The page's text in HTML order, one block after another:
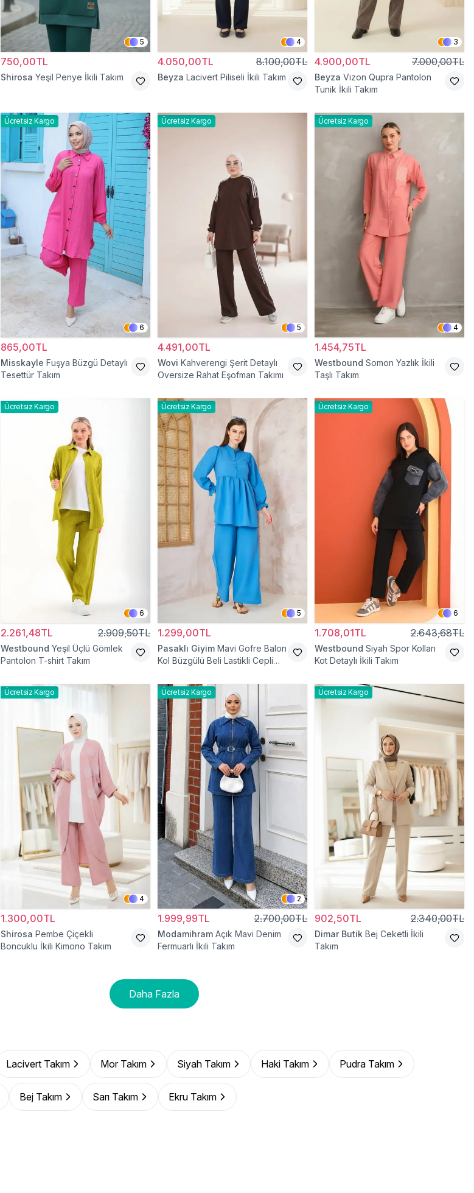
5
750,00TL
Shirosa Yeşil Penye İkili Takım
4
4.050,00TL 8.100,00TL
Beyza Lacivert Piliseli İkili Takım
3
4.900,00TL 7.000,00TL
Beyza Vizon Qupra Pantolon
Tunik İkili Takım
Ücretsiz Kargo
6
865,00TL
Misskayle Fuşya Büzgü Detaylı
Tesettür Takım
Ücretsiz Kargo
5
4.491,00TL
Wovi Kahverengi Şerit Detaylı
Oversize Rahat Eşofman Takımı
Ücretsiz Kargo
4
1.454,75TL
Westbound Somon Yazlık İkili
Taşlı Takım
Ücretsiz Kargo
6
2.261,48TL 2.909,50TL
Westbound Yeşil Üçlü Gömlek
Pantolon T-shirt Takım
Ücretsiz Kargo
5
1.299,00TL
Pasaklı Giyim Mavi Gofre Balon
Kol Büzgülü Beli Lastikli Cepli
Ücretsiz Kargo
6
1.708,01TL 2.643,68TL
Westbound Siyah Spor Kolları
Kot Detaylı İkili Takım
Ücretsiz Kargo
4
1.300,00TL
Shirosa Pembe Çiçekli
Boncuklu İkili Kimono Takım
Ücretsiz Kargo
2
1.999,99TL 2.700,00TL
Modamihram Açık Mavi Denim
Fermuarlı İkili Takım
Ücretsiz Kargo
902,50TL 2.340,00TL
Dimar Butik Bej Ceketli İkili
Takım
Daha Fazla
Lacivert Takım Mor Takım Siyah Takım Haki Takım Pudra Takım
Bej Takım Sarı Takım Ekru Takım